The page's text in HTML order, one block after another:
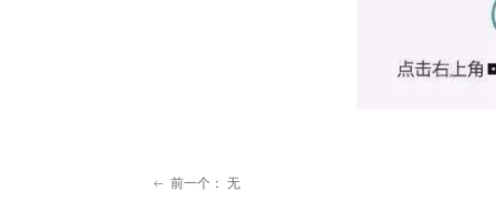
ꂃ 前一个： 无